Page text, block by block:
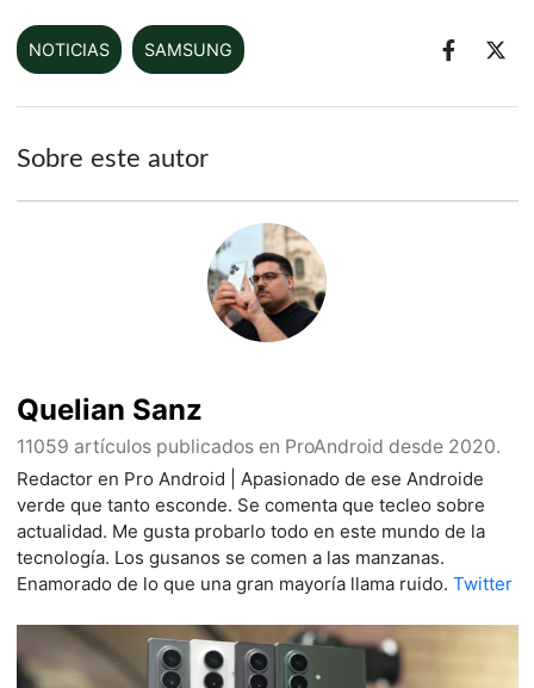
NOTICIAS SAMSUNG
Sobre este autor
Quelian Sanz
11059 artículos publicados en ProAndroid desde 2020.
Redactor en Pro Android | Apasionado de ese Androide
verde que tanto esconde. Se comenta que tecleo sobre
actualidad. Me gusta probarlo todo en este mundo de la
tecnología. Los gusanos se comen a las manzanas.
Enamorado de lo que una gran mayoría llama ruido. Twitter